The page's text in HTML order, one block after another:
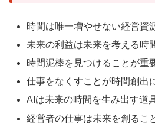
時間は唯一増やせない経営資
未来の利益は未来を考える時
時間泥棒を見つけることが重
仕事をなくすことが時間創出
AIは未来の時間を生み出す道
経営者の仕事は未来を創るこ